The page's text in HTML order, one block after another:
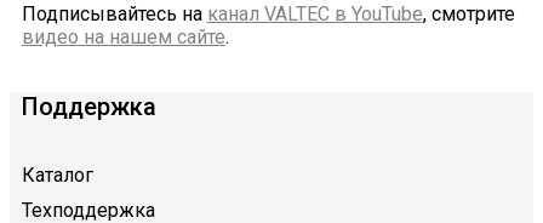
Подписывайтесь на канал VALTEC в YouTube, смотрите
видео на нашем сайте.
Поддержка
Каталог
Техподдержка